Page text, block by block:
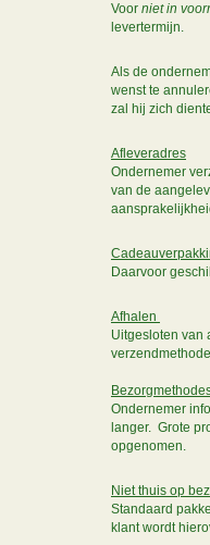
Voor niet in
levertermijn.
Als de
wenst te
zal hij zich
Afleveradres
Ondernemer
van de
Daarvoor
Afhalen
Uitgesloten van
verzendmethode
Ondernemer
langer. Grote
opgenomen.
Niet thuis op
Standaard
klant wordt